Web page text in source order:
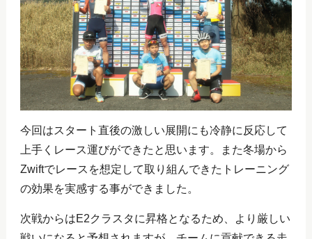
今回はスタート直後の激しい展開にも冷静に反応して
上手くレース運びができたと思います。また冬場から
Zwiftでレースを想定して取り組んできたトレーニング
の効果を実感する事ができました。
次戦からはE2クラスタに昇格となるため、より厳しい